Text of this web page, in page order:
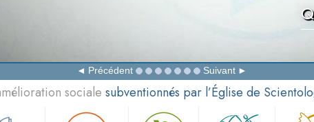
Précédent Suivant
sociale subventionnés par l’Église de